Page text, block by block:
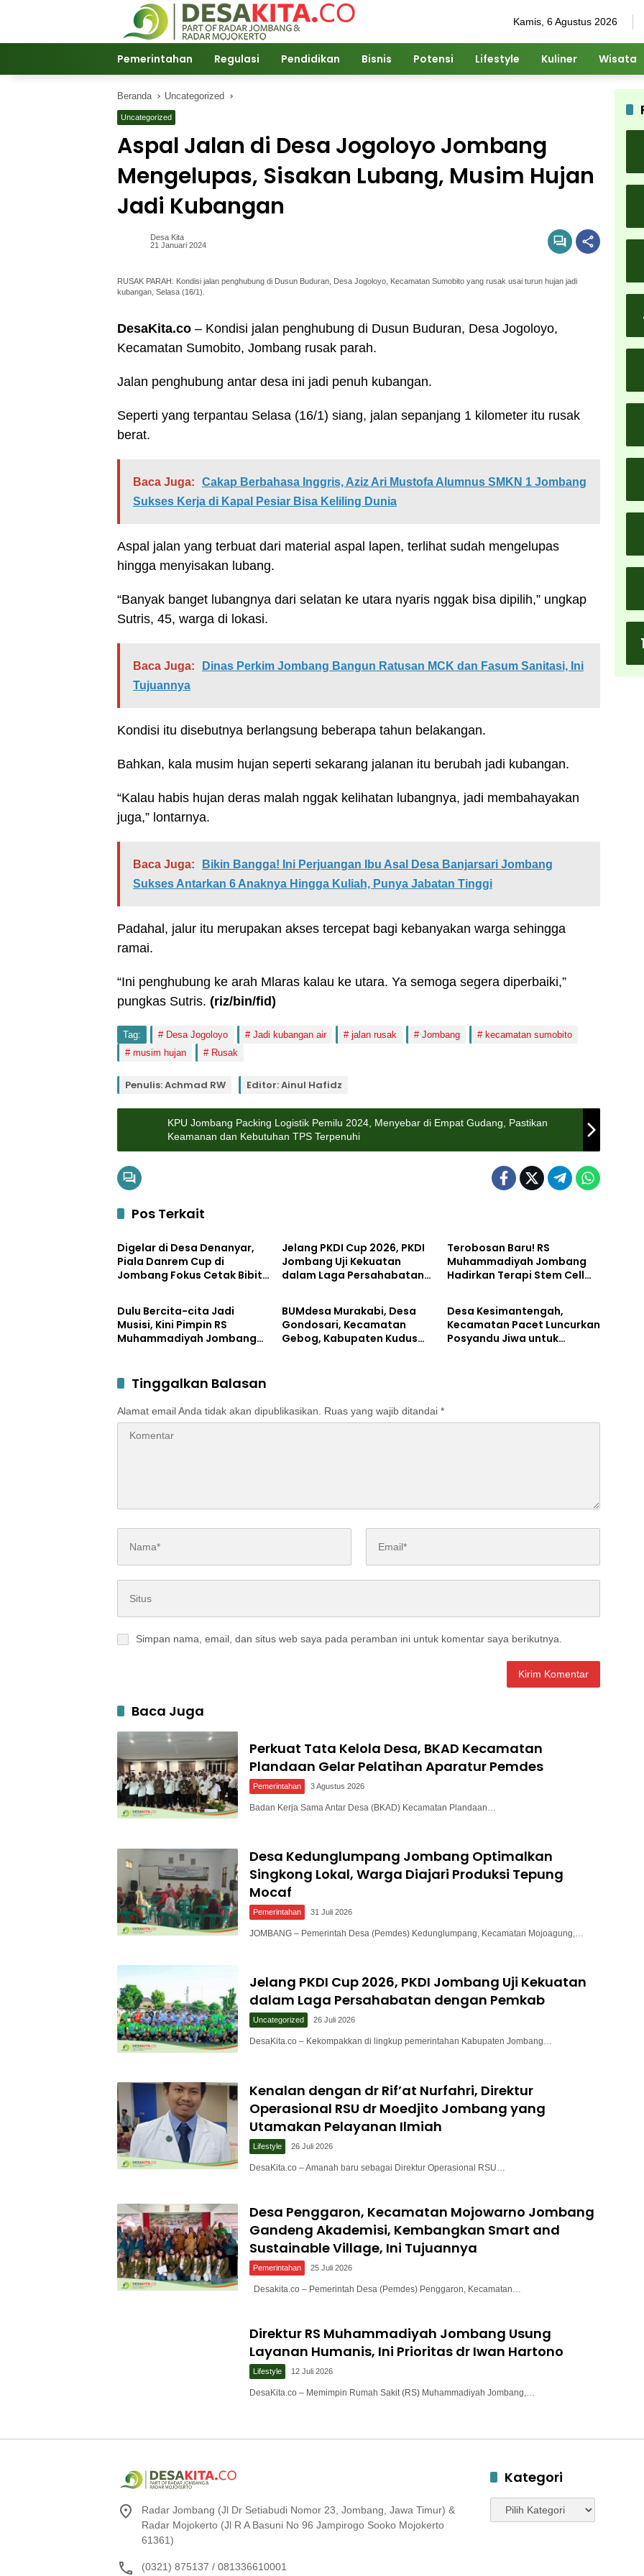
Kamis, 6 Agustus 2026
Pemerintahan Regulasi Pendidikan Bisnis Potensi Lifestyle Kuliner Wisata
Beranda Uncategorized
Uncategorized
Aspal Jalan di Desa Jogoloyo Jombang
Mengelupas, Sisakan Lubang, Musim Hujan
Jadi Kubangan
Desa Kita
21 Januari 2024
RUSAK PARAH: Kondisi jalan penghubung di Dusun Buduran, Desa Jogoloyo, Kecamatan Sumobito yang rusak usai turun hujan jadi
kubangan, Selasa (16/1).
DesaKita.co – Kondisi jalan penghubung di Dusun Buduran, Desa Jogoloyo,
Kecamatan Sumobito, Jombang rusak parah.
Jalan penghubung antar desa ini jadi penuh kubangan.
Seperti yang terpantau Selasa (16/1) siang, jalan sepanjang 1 kilometer itu rusak
berat.
Baca Juga:
Cakap Berbahasa Inggris, Aziz Ari Mustofa Alumnus SMKN 1 Jombang
Sukses Kerja di Kapal Pesiar Bisa Keliling Dunia
Aspal jalan yang terbuat dari material aspal lapen, terlihat sudah mengelupas
hingga menyisakan lubang.
“Banyak banget lubangnya dari selatan ke utara nyaris nggak bisa dipilih,” ungkap
Sutris, 45, warga di lokasi.
Baca Juga:
Dinas Perkim Jombang Bangun Ratusan MCK dan Fasum Sanitasi, Ini
Tujuannya
Kondisi itu disebutnya berlangsung beberapa tahun belakangan.
Bahkan, kala musim hujan seperti sekarang jalanan itu berubah jadi kubangan.
“Kalau habis hujan deras malah nggak kelihatan lubangnya, jadi membahayakan
juga,” lontarnya.
Baca Juga:
Bikin Bangga! Ini Perjuangan Ibu Asal Desa Banjarsari Jombang
Sukses Antarkan 6 Anaknya Hingga Kuliah, Punya Jabatan Tinggi
Padahal, jalur itu merupakan akses tercepat bagi kebanyakan warga sehingga
ramai.
“Ini penghubung ke arah Mlaras kalau ke utara. Ya semoga segera diperbaiki,”
pungkas Sutris. (riz/bin/fid)
Tag: Desa Jogoloyo Jadi kubangan air jalan rusak Jombang
kecamatan sumobito
musim hujan
Rusak
Penulis: Achmad RW Editor: Ainul Hafidz
KPU Jombang Packing Logistik Pemilu 2024, Menyebar di Empat Gudang, Pastikan
Keamanan dan Kebutuhan TPS Terpenuhi
Pos Terkait
Uncategorized
Digelar di Desa Denanyar,
Piala Danrem Cup di
Jombang Fokus Cetak Bibit
Jelang PKDI Cup 2026, PKDI
Jombang Uji Kekuatan
dalam Laga Persahabatan
Terobosan Baru! RS
Muhammadiyah Jombang
Hadirkan Terapi Stem Cell
Uncategorized
Dulu Bercita-cita Jadi
Musisi, Kini Pimpin RS
Muhammadiyah Jombang
Pemerintahan
BUMdesa Murakabi, Desa
Gondosari, Kecamatan
Gebog, Kabupaten Kudus
Desa Kesimantengah,
Kecamatan Pacet Luncurkan
Posyandu Jiwa untuk
Tinggalkan Balasan
Alamat email Anda tidak akan dipublikasikan. Ruas yang wajib ditandai *
Simpan nama, email, dan situs web saya pada peramban ini untuk komentar saya berikutnya.
Baca Juga
Perkuat Tata Kelola Desa, BKAD Kecamatan
Plandaan Gelar Pelatihan Aparatur Pemdes
Pemerintahan 3 Agustus 2026
Badan Kerja Sama Antar Desa (BKAD) Kecamatan Plandaan…
Desa Kedunglumpang Jombang Optimalkan
Singkong Lokal, Warga Diajari Produksi Tepung
Mocaf
Pemerintahan 31 Juli 2026
JOMBANG – Pemerintah Desa (Pemdes) Kedunglumpang, Kecamatan Mojoagung,…
Jelang PKDI Cup 2026, PKDI Jombang Uji Kekuatan
dalam Laga Persahabatan dengan Pemkab
Uncategorized 26 Juli 2026
DesaKita.co – Kekompakkan di lingkup pemerintahan Kabupaten Jombang…
Kenalan dengan dr Rif’at Nurfahri, Direktur
Operasional RSU dr Moedjito Jombang yang
Utamakan Pelayanan Ilmiah
Lifestyle 26 Juli 2026
DesaKita.co – Amanah baru sebagai Direktur Operasional RSU…
Desa Penggaron, Kecamatan Mojowarno Jombang
Gandeng Akademisi, Kembangkan Smart and
Sustainable Village, Ini Tujuannya
Pemerintahan 25 Juli 2026
Desakita.co – Pemerintah Desa (Pemdes) Penggaron, Kecamatan…
Direktur RS Muhammadiyah Jombang Usung
Layanan Humanis, Ini Prioritas dr Iwan Hartono
Lifestyle 12 Juli 2026
DesaKita.co – Memimpin Rumah Sakit (RS) Muhammadiyah Jombang,…
Radar Jombang (Jl Dr Setiabudi Nomor 23, Jombang, Jawa Timur) &
Radar Mojokerto (Jl R A Basuni No 96 Jampirogo Sooko Mojokerto
61361)
(0321) 875137 / 081336610001
Kategori
Kategori